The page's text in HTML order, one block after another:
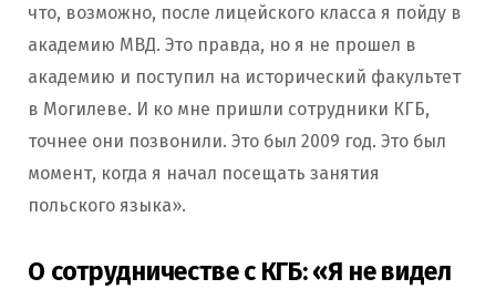
что, возможно, после лицейского класса я пойду в
академию МВД. Это правда, но я не прошел в
академию и поступил на исторический факультет
в Могилеве. И ко мне пришли сотрудники КГБ,
точнее они позвонили. Это был 2009 год. Это был
момент, когда я начал посещать занятия
польского языка».
О сотрудничестве с КГБ: «Я не видел